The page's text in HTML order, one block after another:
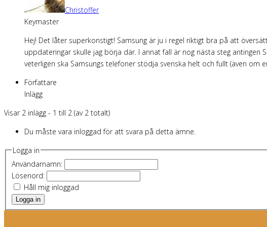
Christoffer
Keymaster
Hej! Det låter superkonstigt! Samsung är ju i regel riktigt bra på att
uppdateringar skulle jag börja där. I annat fall är nog nästa steg antingen
veterligen ska Samsungs telefoner stödja svenska helt och fullt (även om
Författare
Inlägg
Visar 2 inlägg - 1 till 2 (av 2 totalt)
Du måste vara inloggad för att svara på detta ämne.
Logga in
Användarnamn:
Lösenord:
Håll mig inloggad
Logga in